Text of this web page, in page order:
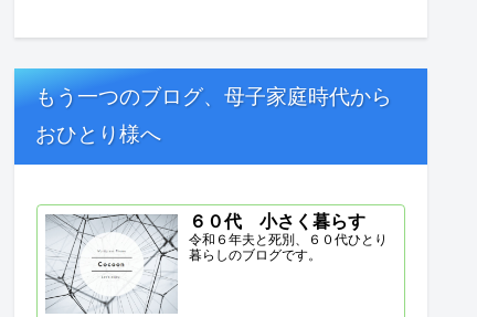
もう一つのブログ、母子家庭時代から
おひとり様へ
６０代 小さく暮らす
令和６年夫と死別、６０代ひとり
暮らしのブログです。